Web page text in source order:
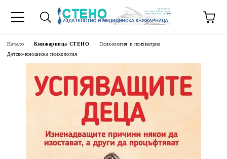
Начало Книжарница СТЕНО
Психология и психиатрия
Детско-юношеска психология